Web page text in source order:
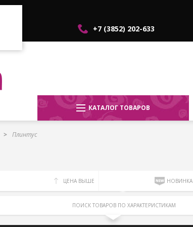
+7 (3852) 202-633
КАТАЛОГ ТОВАРОВ
Плинтус
ЦЕНА ВЫШЕ НОВИНКА
ПОИСК ТОВАРОВ ПО ХАРАКТЕРИСТИКАМ